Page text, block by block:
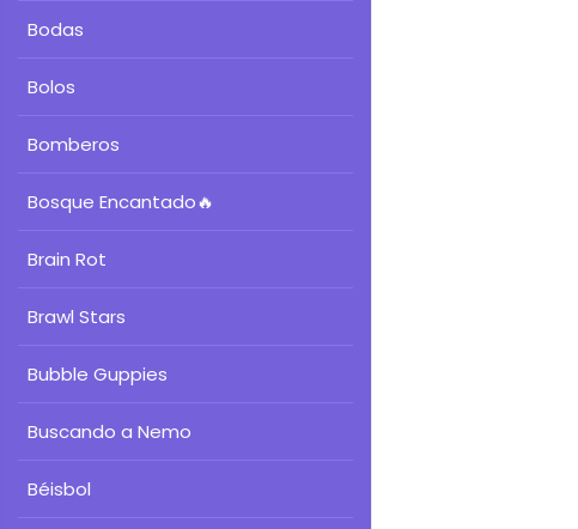
Bodas
Bolos
Bomberos
Bosque Encantado🔥
Brain Rot
Brawl Stars
Bubble Guppies
Buscando a Nemo
Béisbol